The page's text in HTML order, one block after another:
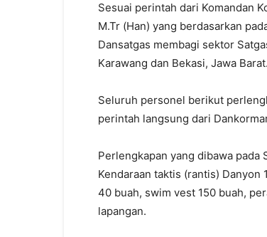
Sesuai perintah dari Komandan
M.Tr (Han) yang berdasarkan
Dansatgas membagi sektor
Karawang dan Bekasi, Jawa Barat.
Seluruh personel berikut
perintah langsung dari
Perlengkapan yang dibawa pada
Kendaraan taktis (rantis)
40 buah, swim vest 150 buah,
lapangan.